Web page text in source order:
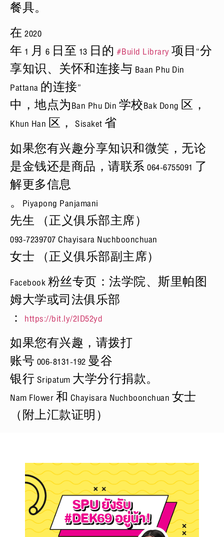
餐具。
在 2020
年 1 月 6 日至 13 日的 #Build Library项目“分
享知识、关怀和连接与 Baan Phu Din
Pattana 的连接”
中，地点为Ban Phu Din 学校Bak Dong 区，
Khun Han 区， Sisaket 省
如果您有兴趣分享知识和微笑，无论
是金钱还是商品，请联系 064-6755091 了
解更多信息
。Piyapong Panjamani
先生 （正义俱乐部主席）
093-7239707 Chayisara Nuchboonchuan
女士 （正义俱乐部副主席）
Facebook 粉丝专页：法学院、斯里帕图
姆大学或司法俱乐部
： https://bit.ly/2ID52yd
如果您有兴趣，请拨打
账号 006-8131-192 曼谷
银行 Sripatum 大学分行捐款。
Nam Flower 和 Chayisara Nuchboonchuan 女士
（附上汇款证明）